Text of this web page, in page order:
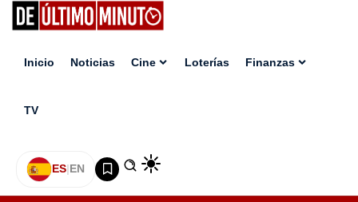
Inicio Noticias Cine Loterías Finanzas
TV
ES|EN